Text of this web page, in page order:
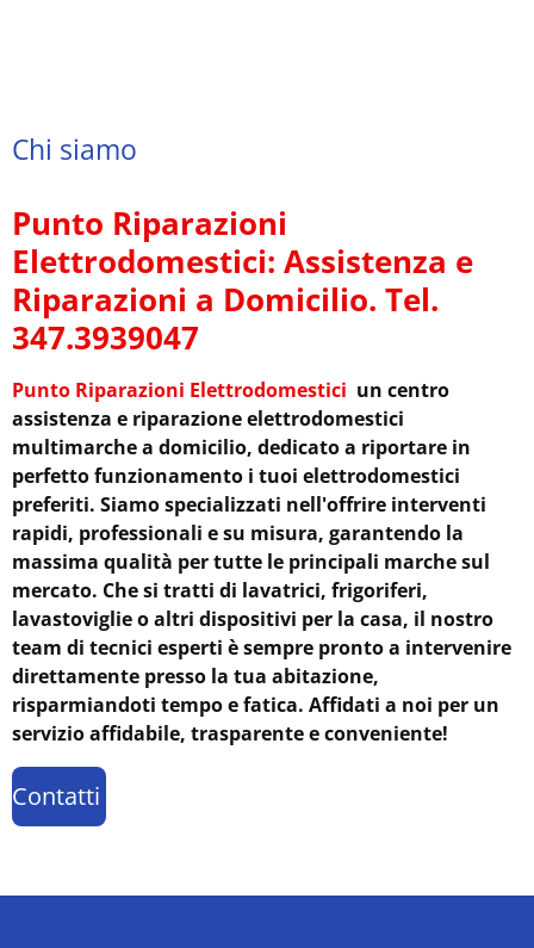
Chi siamo
Punto Riparazioni
Elettrodomestici: Assistenza e
Riparazioni a Domicilio. Tel.
347.3939047
Punto Riparazioni Elettrodomestici un centro
assistenza e riparazione elettrodomestici
multimarche a domicilio, dedicato a riportare in
perfetto funzionamento i tuoi elettrodomestici
preferiti. Siamo specializzati nell'offrire interventi
rapidi, professionali e su misura, garantendo la
massima qualità per tutte le principali marche sul
mercato. Che si tratti di lavatrici, frigoriferi,
lavastoviglie o altri dispositivi per la casa, il nostro
team di tecnici esperti è sempre pronto a intervenire
direttamente presso la tua abitazione,
risparmiandoti tempo e fatica. Affidati a noi per un
servizio affidabile, trasparente e conveniente!
Contatti